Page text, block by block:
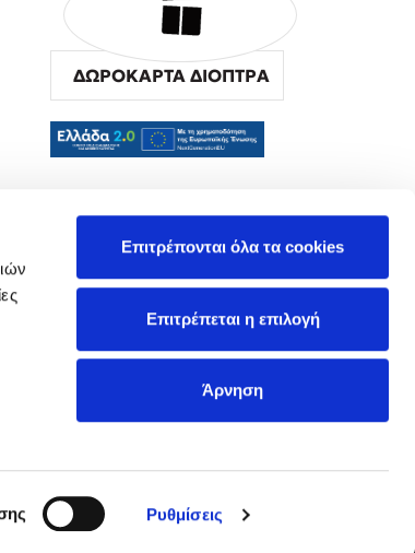
Ρυθμίσεις
Επιτρέπονται όλα τα cookies
Επιτρέπεται η επιλογή
Άρνηση
ΔΩΡΟΚΑΡΤΑ ΔΙΟΠΤΡΑ